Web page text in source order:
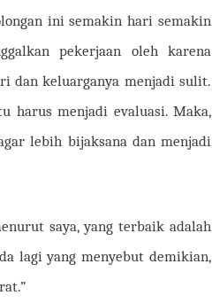
ini semakin hari semakin
pekerjaan oleh karena
dan keluarganya menjadi sulit.
harus menjadi evaluasi. Maka,
lebih bijaksana dan menjadi
saya, yang terbaik adalah
lagi yang menyebut demikian,